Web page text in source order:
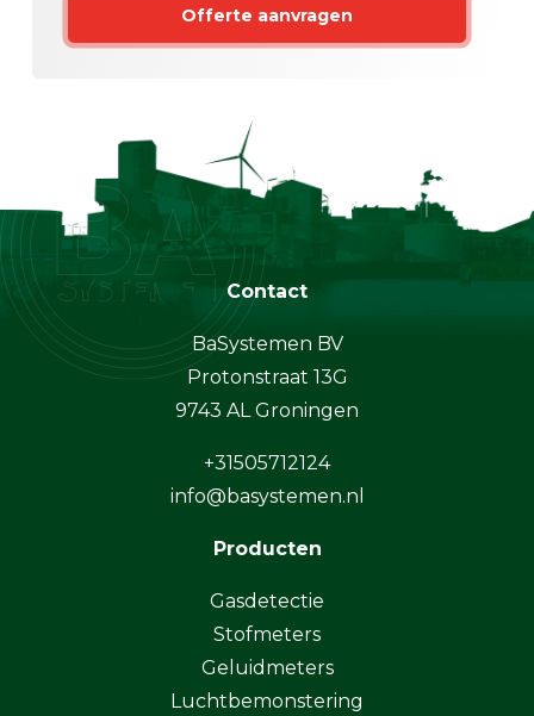
Offerte aanvragen
Contact
BaSystemen BV
Protonstraat 13G
9743 AL Groningen
+31505712124
info@basystemen.nl
Producten
Gasdetectie
Stofmeters
Geluidmeters
Luchtbemonstering